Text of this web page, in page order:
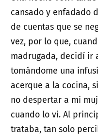
cansado y enfadado
de cuentas que se
vez, por lo que,
madrugada, decidí ir
tomándome una
acerque a la cocina,
no despertar a mi
cuando lo vi. Al
trataba, tan solo